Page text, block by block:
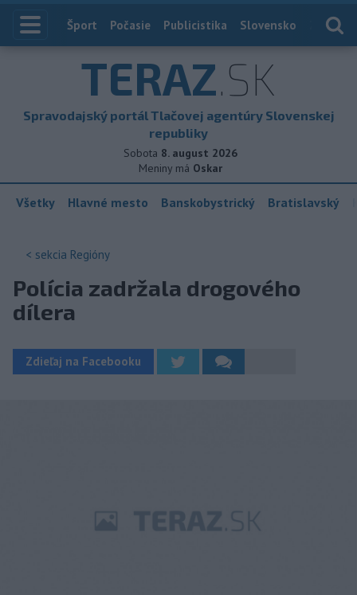
Index
Šport Počasie Publicistika Slovensko
TERAZ.SK
Spravodajský portál Tlačovej agentúry Slovenskej
republiky
Sobota 8. august 2026
Meniny má Oskar
Všetky Hlavné mesto Banskobystrický Bratislavský
< sekcia Regióny
Polícia zadržala drogového
dílera
Zdieľaj na Facebooku